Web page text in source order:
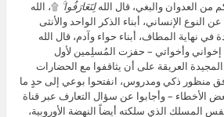
من العدوان والبغي، قال اللهلِتَعَارَفُوا ۚ ۩، الله
الإنساني، أبناء الذكر الواحد والأنثى
في نهاية المطاف، أبناء حواء وآدم، قال الله
إخواني وأخواتي – حفزت المُسلِمين لأول
العريقة على أن يثاقفوا مع الحضارات
منظور ذكي ومدروس، انفتحوا بوعي إلى حدٍ ما
الأخطاء – وأجابوا عن سؤال التعارف عبر قناة
المسلك الذي سلكته أيضاً النهضة الأوروبية،